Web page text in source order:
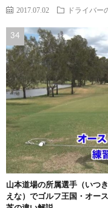
2017.07.02 ドライバー
山本道場の所属選手（いつ
えな）でゴルフ王国・オー